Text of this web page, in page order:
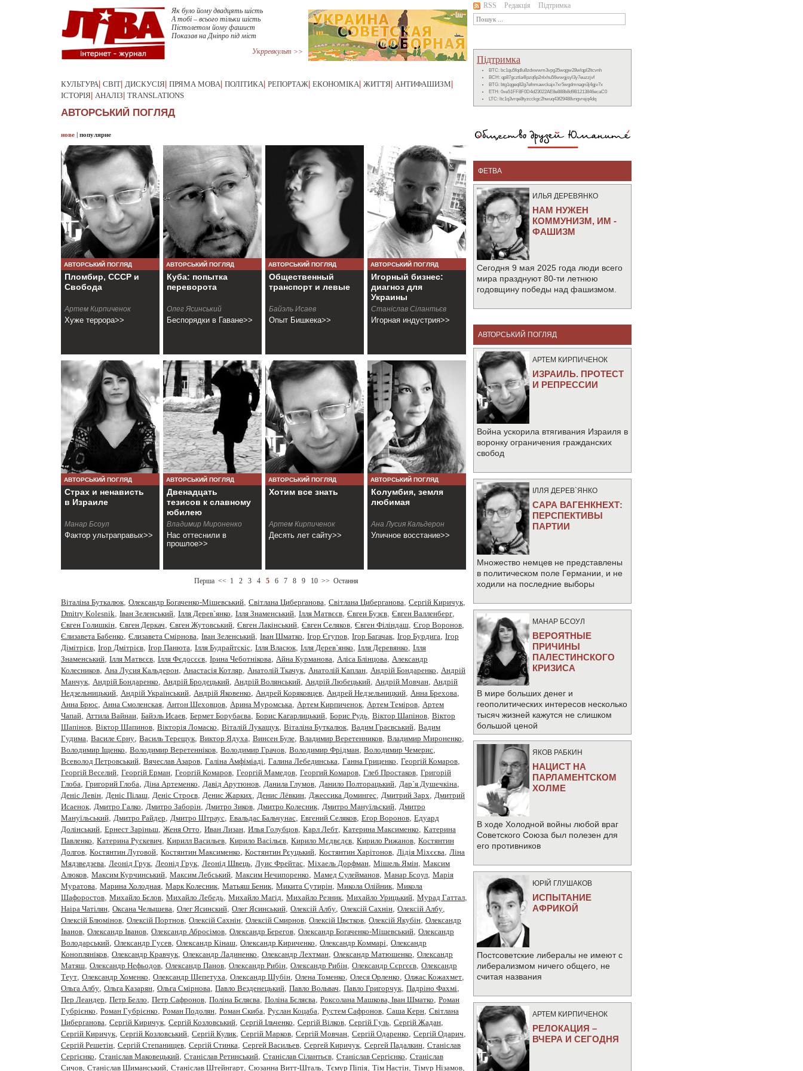
Як було йому двадцять шість
А тобі – всього тільки шість
Пістолетом йому фашист
Показав на Дніпро під міст
Укрревкульт >>
КУЛЬТУРА СВІТ ДИСКУСІЯ ПРЯМА МОВА ПОЛІТИКА РЕПОРТАЖ ЕКОНОМІКА ЖИТТЯ АНТИФАШИЗМ
ІСТОРІЯ АНАЛІЗ TRANSLATIONS
АВТОРСЬКИЙ ПОГЛЯД
нове | популярне
АВТОРСЬКИЙ ПОГЛЯД
Пломбир, СССР и
Свобода
Артем Кирпиченок
Хуже террора>>
АВТОРСЬКИЙ ПОГЛЯД
Куба: попытка
переворота
Олег Ясинський
Беспорядки в Гаване>>
АВТОРСЬКИЙ ПОГЛЯД
Общественный
транспорт и левые
Байэль Исаев
Опыт Бишкека>>
АВТОРСЬКИЙ ПОГЛЯД
Игорный бизнес:
диагноз для
Украины
Станіслав Сілантьєв
Игорная индустрия>>
АВТОРСЬКИЙ ПОГЛЯД
Страх и ненависть
в Израиле
Манар Бсоул
Фактор ультраправых>>
АВТОРСЬКИЙ ПОГЛЯД
Двенадцать
тезисов к славному
юбилею
Владимир Мироненко
Нас оттеснили в
прошлое>>
АВТОРСЬКИЙ ПОГЛЯД
Хотим все знать
Артем Кирпиченок
Десять лет сайту>>
АВТОРСЬКИЙ ПОГЛЯД
Колумбия, земля
любимая
Ана Лусия Кальдерон
Уличное восстание>>
Перша << 1 2 3 4 5 6 7 8 9 10 >> Остання
Віталіна Буткалюк, Олександр Богаченко-Мішевський, Cвiтлана Циберганова, Cвітлана Циберганова, Cергiй Киричук,
Dmitry Kolesnik, Iван Зеленський, Iлля Дерев`янко, Iлля Знаменський, Iлля Матвєєв, Євген Бузєв, Євген Валленберг,
Євген Голишкін, Євген Деркач, Євген Жутовський, Євген Лакінський, Євген Селяков, Євген Філіндаш, Єгор Воронов,
Єлизавета Бабенко, Єлизавета Смірнова, Іван Зеленський, Іван Шматко, Ігор Єгупов, Ігор Багачак, Ігор Бурдига, Ігор
Дімітрієв, Ігор Дмітрієв, Ігор Панюта, Ілля Будрайтскіс, Ілля Власюк, Ілля Дерев`янко, Ілля Деревянко, Ілля
Знаменський, Ілля Матвєєв, Ілля Фєдосєєв, Ірина Чеботнікова, Айна Курманова, Аліса Блінцова, Александр
Колесников, Ана Лусия Кальдерон, Анастасiя Котляр, Анатолiй Ткачук, Анатолій Каплан, Андрiй Бондаренко, Андрiй
Манчук, Андрій Бондаренко, Андрій Бродецький, Андрій Волянський, Андрій Любецький, Андрій Мовчан, Андрій
Недзельницький, Андрій Український, Андрій Яковенко, Андрей Коряковцев, Андрей Недзельницкий, Анна Брехова,
Анна Брюс, Анна Смоленская, Антон Шеховцов, Арина Муромська, Артем Кирпиченок, Артем Теміров, Артем
Чапай, Аттила Вайнаи, Байэль Исаев, Бермет Борубаєва, Борис Кагарлицький, Борис Рудь, Вiктор Шапiнов, Віктор
Шапінов, Віктор Шапинов, Вікторія Ломаско, Віталій Лукащук, Віталіна Буткалюк, Вадим Граєвський, Вадим
Гудима, Василе Єрну, Василь Терещук, Виктор Ядуха, Винсен Буле, Владимир Веретенников, Владимир Мироненко,
Володимир Іщенко, Володимир Веретенніков, Володимир Грачов, Володимир Фрідман, Володимир Чемерис,
Всеволод Петровський, Вячеслав Азаров, Галіна Амфіміаді, Галина Лебединська, Ганна Гриценко, Георгiй Комаров,
Георгій Веселий, Георгій Ерман, Георгій Комаров, Георгій Мамедов, Георгий Комаров, Глеб Простаков, Григорій
Глоба, Григорий Глоба, Діна Артеменко, Давiд Арутюнов, Данила Глумов, Данило Полторацький, Дар`я Душечкіна,
Деніс Левін, Деніс Пілаш, Деніс Строєв, Денис Жарких, Денис Лёвкин, Джессика Домингес, Дмитрий Зарх, Дмитрий
Исаенок, Дмитро Галко, Дмитро Заборiн, Дмитро Зиков, Дмитро Колесник, Дмитро Мануїльский, Дмитро
Мануїльський, Дмитро Райдер, Дмитро Штраус, Евальдас Бальчунас, Евгений Селяков, Егор Воронов, Едуард
Долінський, Ернест Заріньш, Женя Отто, Иван Лизан, Илья Голубцов, Карл Лебт, Катерина Максименко, Катерина
Павленко, Катерина Рускевич, Кирилл Васильев, Кирило Васільєв, Кирило Мєдвєдєв, Кирило Рижанов, Костянтин
Долгов, Костянтин Луговой, Костянтин Максименко, Костянтин Рєуцький, Костянтин Харітонов, Лідія Міхєєва, Ліна
Мядзведзева, Леонiд Грук, Леонід Грук, Леонід Швець, Луис Фрейтас, Міхаель Дорфман, Мішель Ямін, Максим
Алюков, Максим Курчинський, Максим Лебський, Максим Нечипоренко, Мамед Сулейманов, Манар Бсоул, Марія
Муратова, Марина Холодная, Марк Колесник, Матьяш Беник, Микита Сутирін, Микола Олійник, Микола
Шафоростов, Михайло Бєлов, Михайло Лебедь, Михайло Магід, Михайло Резник, Михайло Урицький, Мурад Гаттал,
Наіра Чатілян, Оксана Челышева, Олег Ясинский, Олег Ясинський, Олексiй Албу, Олексiй Сахнiн, Олексій Албу,
Олексій Блюмінов, Олексій Портнов, Олексій Сахнін, Олексій Смирнов, Олексій Цвєтков, Олексій Якубін, Олександр
Iванов, Олександр Іванов, Олександр Абросімов, Олександр Берегов, Олександр Богаченко-Мішевський, Олександр
Володарський, Олександр Гусев, Олександр Кінаш, Олександр Кириченко, Олександр Коммарі, Олександр
Конопляніков, Олександр Кравчук, Олександр Ладиненко, Олександр Лехтман, Олександр Матюшенко, Олександр
Матяш, Олександр Нефьодов, Олександр Панов, Олександр Рибiн, Олександр Рибін, Олександр Сєргєєв, Олександр
Теут, Олександр Хоменко, Олександр Шепетуха, Олександр Шубін, Олена Томенко, Олеся Орленко, Олжас Кожахмет,
Ольга Албу, Ольга Казарян, Ольга Смірнова, Павло Везденецький, Павло Вольвач, Павло Григорчук, Падріно Фахмі,
Пер Леандер, Петр Белло, Петр Сафронов, Полiна Бєляєва, Поліна Бєляєва, Роксолана Машкова, Іван Шматко, Роман
Губрiєнко, Роман Губрієнко, Роман Подолян, Роман Скиба, Руслан Коцаба, Рустем Сафронов, Саша Керн, Світлана
Циберганова, Сергiй Киричук, Сергiй Козловський, Сергій Ільченко, Сергій Вілков, Сергій Гузь, Сергій Жадан,
Сергій Киричук, Сергій Козловський, Сергій Кулик, Сергій Марков, Сергій Мовчан, Сергій Одаренко, Сергій Одарич,
Сергій Решетін, Сергій Степанищев, Сергій Стинка, Сергей Васильев, Сергей Киричук, Сергей Падалкин, Станiслав
Сергiєнко, Станіслав Маковецький, Станіслав Ретинський, Станіслав Сілантьєв, Станіслав Сергієнко, Станіслав
Сичов, Станіслав Шиманський, Станіслав Штейнгарт, Сюзанна Витт-Шталь, Тємур Піпія, Тім Настін, Тімур Нізамов,
RSS Редакція Підтримка
Підтримка
BTC: bc1qu5fqdlu8zdxwwm3vpg35wqgw28wlqpl2ltcvnh
BCH: qp87gcztla4lpzq6p2nlxhu56wwgjsyl3y7euzzjvf
BTG: btg1qgeq82g7efnmawckajx7xr5wgdmnagn3j4gjv7x
ETH: 0xe51FF8F0D4d23022AE8e888b8d9B1213846ecaC0
LTC: ltc1q3vrqe8tyzcckgc2hwuq43f29488vngvrejq4dq
ФЕТВА
ИЛЬЯ ДЕРЕВЯНКО
НАМ НУЖЕН
КОММУНИЗМ, ИМ -
ФАШИЗМ
Сегодня 9 мая 2025 года люди всего
мира празднуют 80-ти летнюю
годовщину победы над фашизмом.
АВТОРСЬКИЙ ПОГЛЯД
АРТЕМ КИРПИЧЕНОК
ИЗРАИЛЬ. ПРОТЕСТ
И РЕПРЕССИИ
Война ускорила втягивания Израиля в
воронку ограничения гражданских
свобод
IЛЛЯ ДЕРЕВ`ЯНКО
САРА ВАГЕНКНЕХТ:
ПЕРСПЕКТИВЫ
ПАРТИИ
Множество немцев не представлены
в политическом поле Германии, и не
ходили на последние выборы
МАНАР БСОУЛ
ВЕРОЯТНЫЕ
ПРИЧИНЫ
ПАЛЕСТИНСКОГО
КРИЗИСА
В мире больших денег и
геополитических интересов несколько
тысяч жизней кажутся не слишком
большой ценой
ЯКОВ РАБКИН
НАЦИСТ НА
ПАРЛАМЕНТСКОМ
ХОЛМЕ
В ходе Холодной войны любой враг
Советского Союза был полезен для
его противников
ЮРIЙ ГЛУШАКОВ
ИСПЫТАНИЕ
АФРИКОЙ
Постсоветские либералы не имеют с
либерализмом ничего общего, не
считая названия
АРТЕМ КИРПИЧЕНОК
РЕЛОКАЦИЯ –
ВЧЕРА И СЕГОДНЯ